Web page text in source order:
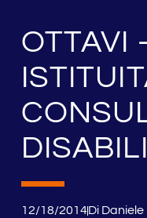
OTTAVI
12/18/2014DiDaniele